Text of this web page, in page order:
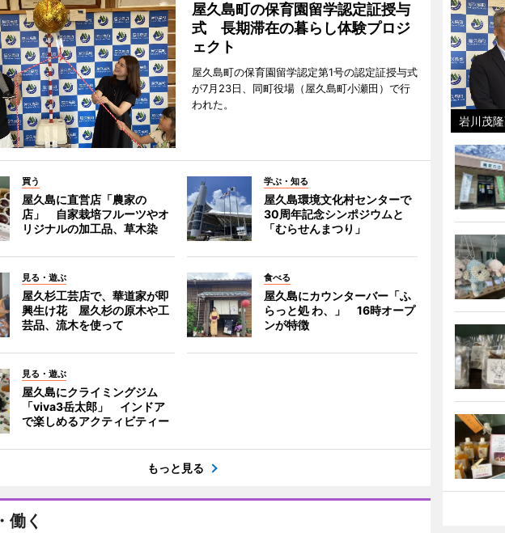
屋久島町の保育園留学認定証授与
式 長期滞在の暮らし体験プロジ
ェクト
屋久島町の保育園留学認定第1号の認定証授与式
が7月23日、同町役場（屋久島町小瀬田）で行
われた。
買う
屋久島に直営店「農家の
店」 自家栽培フルーツやオ
リジナルの加工品、草木染
学ぶ・知る
屋久島環境文化村センターで
30周年記念シンポジウムと
「むらせんまつり」
見る・遊ぶ
屋久杉工芸店で、華道家が即
興生け花 屋久杉の原木や工
芸品、流木を使って
食べる
屋久島にカウンターバー「ふ
らっと処 わ、」 16時オープ
ンが特徴
見る・遊ぶ
屋久島にクライミングジム
「viva3岳太郎」 インドア
で楽しめるアクティビティー
もっと見る
働く
岩川茂